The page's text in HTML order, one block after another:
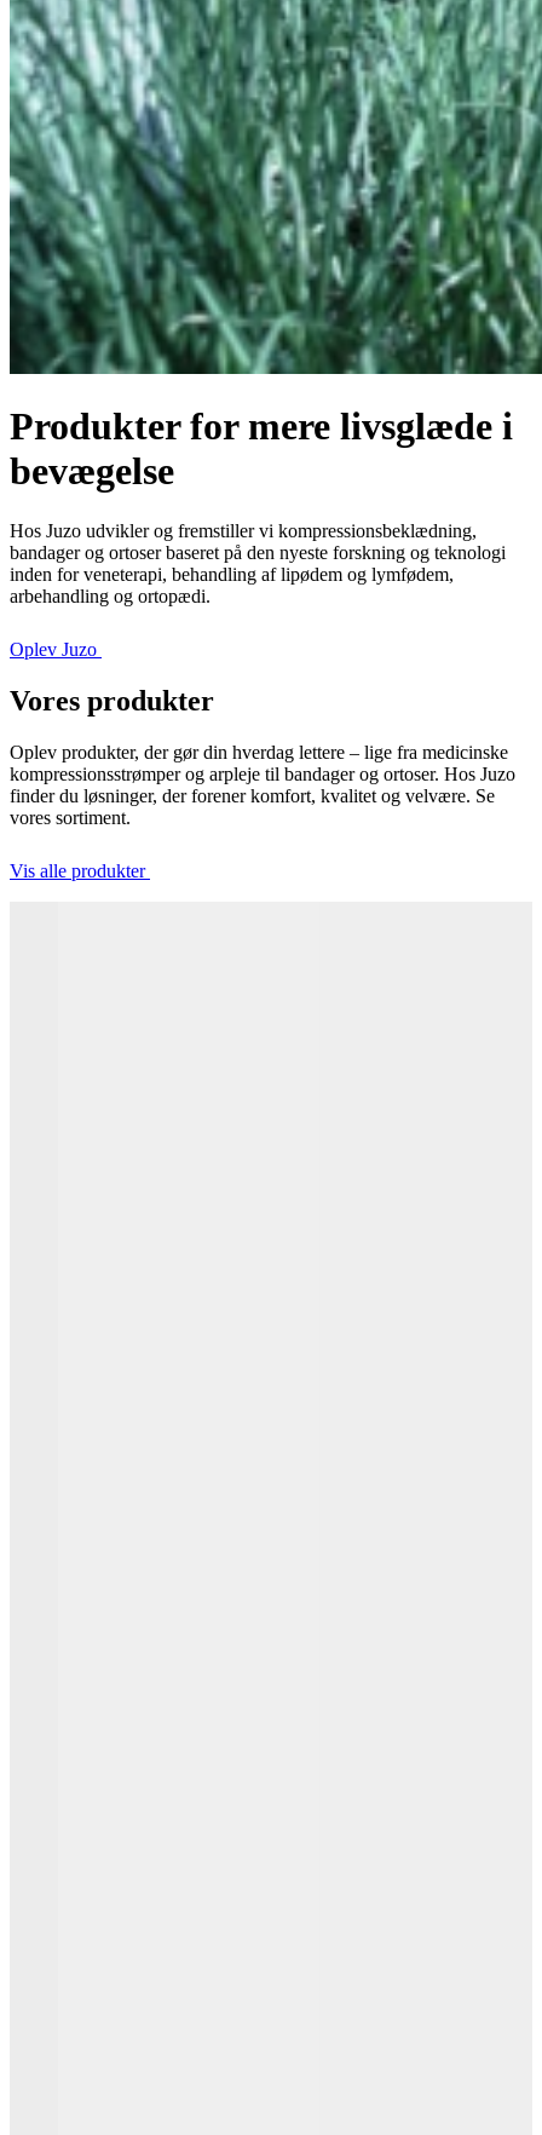
Produkter for mere livsglæde i
bevægelse
Hos Juzo udvikler og fremstiller vi kompressionsbeklædning,
bandager og ortoser baseret på den nyeste forskning og teknologi
inden for veneterapi, behandling af lipødem og lymfødem,
arbehandling og ortopædi.
Oplev Juzo
Vores produkter
Oplev produkter, der gør din hverdag lettere – lige fra medicinske
kompressionsstrømper og arpleje til bandager og ortoser. Hos Juzo
finder du løsninger, der forener komfort, kvalitet og velvære. Se
vores sortiment.
Vis alle produkter